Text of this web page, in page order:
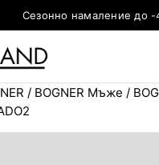
Сезонно намаление до -
/ BOGNER Мъже /